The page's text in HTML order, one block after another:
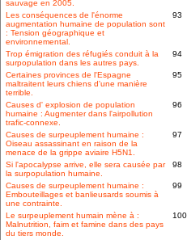
sauvage en 2005.
Les conséquences de l'énorme
augmentation humaine de population sont
: Tension géographique et
environnemental.
93
Trop émigration des réfugiés conduit à la
surpopulation dans les autres pays.
94
Certaines provinces de l'Espagne
maltraitent leurs chiens d'une manière
terrible.
95
Causes d' explosion de population
humaine : Augmenter dans l'airpollution
trafic-connexe.
96
Causes de surpeuplement humaine :
Oiseau assassinant en raison de la
menace de la grippe aviaire H5N1.
97
Si l'apocalypse arrive, elle sera causée par
la surpopulation humaine.
98
Causes de surpeuplement humaine :
Embouteillages et banlieusards soumis à
une contrainte.
99
Le surpeuplement humain mène à :
Malnutrition, faim et famine dans des pays
du tiers monde.
100